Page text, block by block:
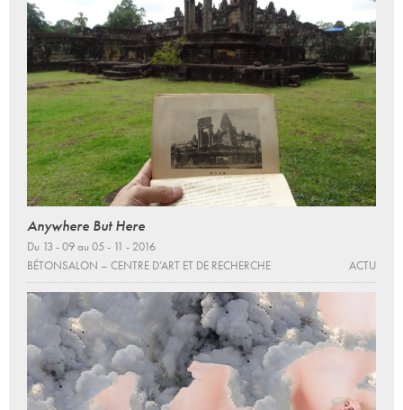
Anywhere But Here
Du 13 - 09 au 05 - 11 - 2016
BÉTONSALON – CENTRE D’ART ET DE RECHERCHE
ACTU